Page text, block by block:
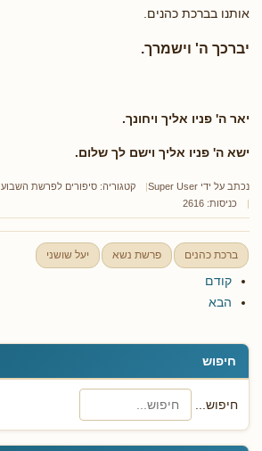
חיפוש
חיפוש...
אותנו בברכת כהנים.
יברכך ה' וישמרך.
יאר ה' פניו אליך ויחונך.
ישא ה' פניו אליך וישם לך שלום.
נכתב על ידי Super User קטגוריה: סיפורים לפרשת השבוע
כניסות: 2616
ברכת כהנים פרשת נשא יעל שושני
קודם
הבא